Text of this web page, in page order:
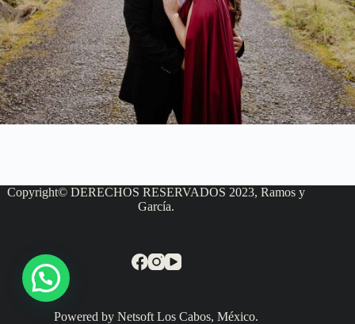
Copyright© DERECHOS RESERVADOS 2023, Ramos y
García.
Powered by Netsoft Los Cabos, México.